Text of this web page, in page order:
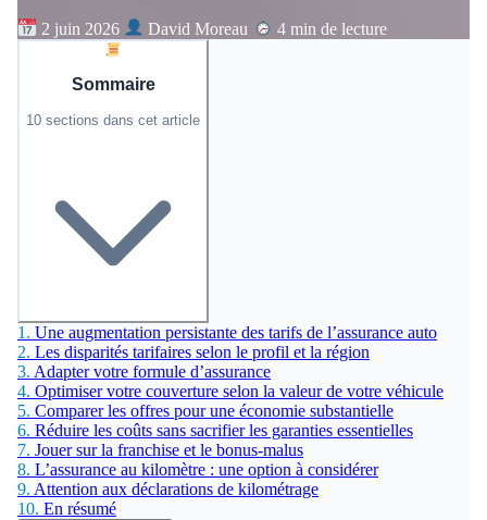
2 juin 2026 David Moreau 4 min de lecture
Sommaire
10 sections dans cet article
1. Une augmentation persistante des tarifs de l’assurance auto
2. Les disparités tarifaires selon le profil et la région
3. Adapter votre formule d’assurance
4. Optimiser votre couverture selon la valeur de votre véhicule
5. Comparer les offres pour une économie substantielle
6. Réduire les coûts sans sacrifier les garanties essentielles
7. Jouer sur la franchise et le bonus-malus
8. L’assurance au kilomètre : une option à considérer
9. Attention aux déclarations de kilométrage
10. En résumé